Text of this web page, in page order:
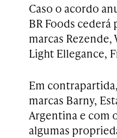
Caso o acordo
BR Foods
marcas Rezende,
Light Ellegance,
Em
marcas Barny,
Argentina e com
algumas